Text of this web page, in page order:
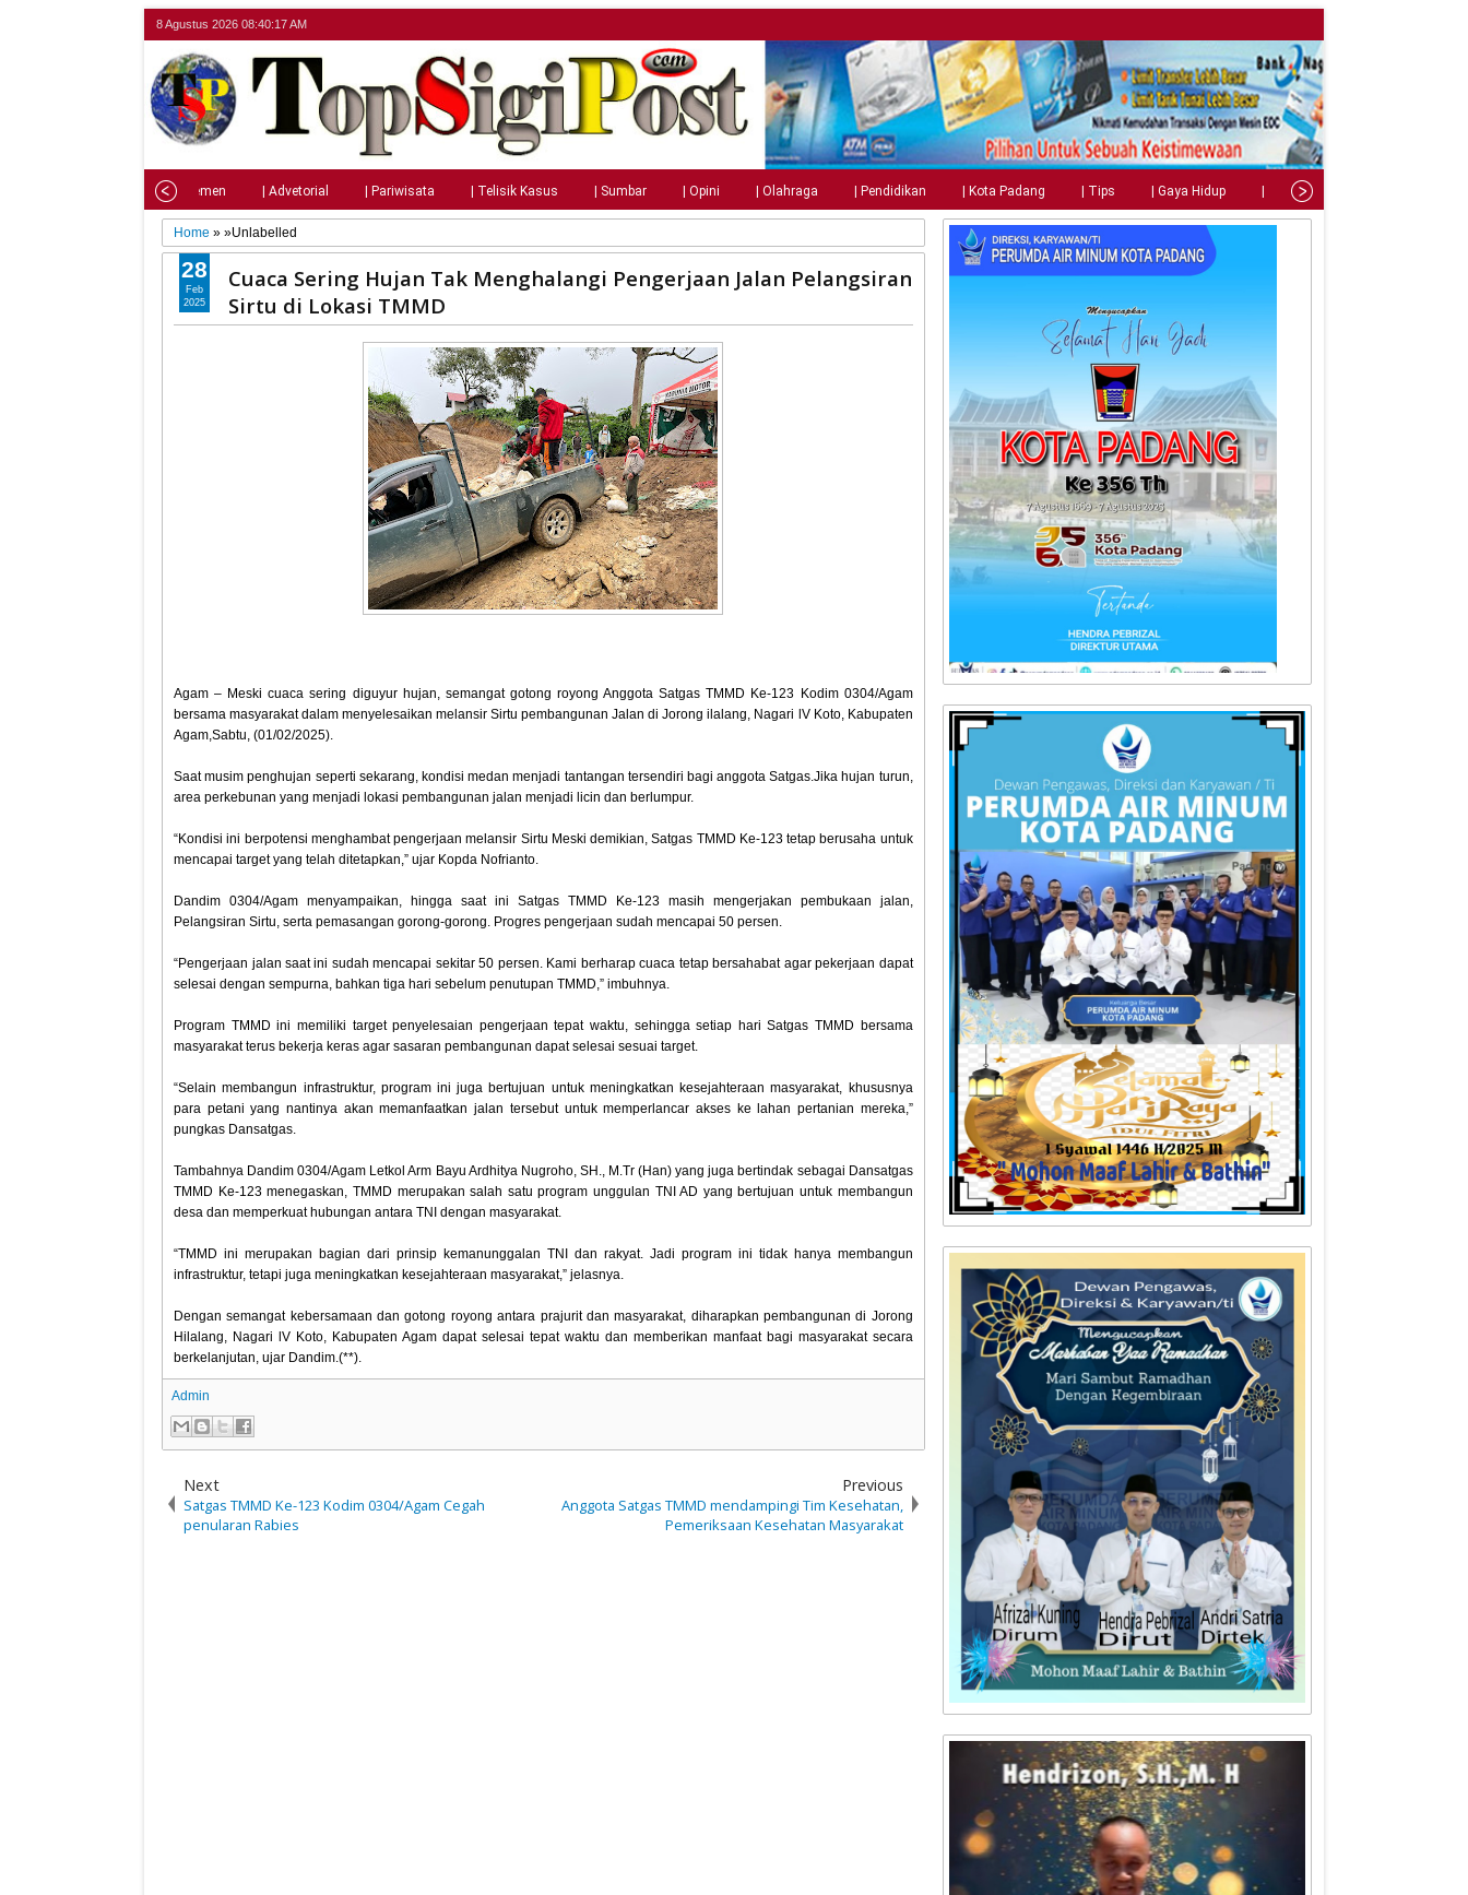
8 Agustus 2026 08:40:19 AM
| Parlemen | Advetorial | Pariwisata | Telisik Kasus | Sumbar | Opini | Olahraga | Pendidikan | Kota Padang | Tips | Gaya Hidup | Teknologi
Home » »Unlabelled
Cuaca Sering Hujan Tak Menghalangi Pengerjaan Jalan Pelangsiran
Sirtu di Lokasi TMMD
Agam – Meski cuaca sering diguyur hujan, semangat gotong royong Anggota Satgas TMMD Ke-123 Kodim 0304/Agam
bersama masyarakat dalam menyelesaikan melansir Sirtu pembangunan Jalan di Jorong ilalang, Nagari lV Koto, Kabupaten
Agam,Sabtu, (01/02/2025).
Saat musim penghujan seperti sekarang, kondisi medan menjadi tantangan tersendiri bagi anggota Satgas.Jika hujan turun,
area perkebunan yang menjadi lokasi pembangunan jalan menjadi licin dan berlumpur.
“Kondisi ini berpotensi menghambat pengerjaan melansir Sirtu Meski demikian, Satgas TMMD Ke-123 tetap berusaha untuk
mencapai target yang telah ditetapkan,” ujar Kopda Nofrianto.
Dandim 0304/Agam menyampaikan, hingga saat ini Satgas TMMD Ke-123 masih mengerjakan pembukaan jalan,
Pelangsiran Sirtu, serta pemasangan gorong-gorong. Progres pengerjaan sudah mencapai 50 persen.
“Pengerjaan jalan saat ini sudah mencapai sekitar 50 persen. Kami berharap cuaca tetap bersahabat agar pekerjaan dapat
selesai dengan sempurna, bahkan tiga hari sebelum penutupan TMMD,” imbuhnya.
Program TMMD ini memiliki target penyelesaian pengerjaan tepat waktu, sehingga setiap hari Satgas TMMD bersama
masyarakat terus bekerja keras agar sasaran pembangunan dapat selesai sesuai target.
“Selain membangun infrastruktur, program ini juga bertujuan untuk meningkatkan kesejahteraan masyarakat, khususnya
para petani yang nantinya akan memanfaatkan jalan tersebut untuk memperlancar akses ke lahan pertanian mereka,”
pungkas Dansatgas.
Tambahnya Dandim 0304/Agam Letkol Arm Bayu Ardhitya Nugroho, SH., M.Tr (Han) yang juga bertindak sebagai Dansatgas
TMMD Ke-123 menegaskan, TMMD merupakan salah satu program unggulan TNI AD yang bertujuan untuk membangun
desa dan memperkuat hubungan antara TNI dengan masyarakat.
“TMMD ini merupakan bagian dari prinsip kemanunggalan TNI dan rakyat. Jadi program ini tidak hanya membangun
infrastruktur, tetapi juga meningkatkan kesejahteraan masyarakat,” jelasnya.
Dengan semangat kebersamaan dan gotong royong antara prajurit dan masyarakat, diharapkan pembangunan di Jorong
Hilalang, Nagari lV Koto, Kabupaten Agam dapat selesai tepat waktu dan memberikan manfaat bagi masyarakat secara
berkelanjutan, ujar Dandim.(**).
28
Feb
2025
Admin
Next
Satgas TMMD Ke-123 Kodim 0304/Agam Cegah
penularan Rabies
Previous
Anggota Satgas TMMD mendampingi Tim Kesehatan,
Pemeriksaan Kesehatan Masyarakat